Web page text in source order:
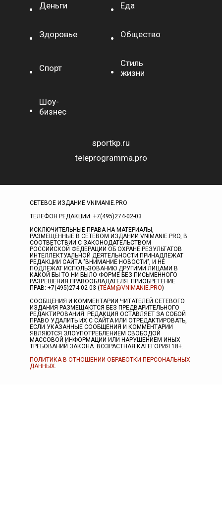
Деньги Еда
Здоровье Общество
Спорт
Стиль
жизни
Шоу-
бизнес
sportkp.ru
teleprogramma.pro
СЕТЕВОЕ ИЗДАНИЕ VNIMANIE.PRO
ТЕЛЕФОН РЕДАКЦИИ: +7(495)274-02-03
ИСКЛЮЧИТЕЛЬНЫЕ ПРАВА НА МАТЕРИАЛЫ,
РАЗМЕЩЁННЫЕ В СЕТЕВОМ ИЗДАНИИ VNIMANIE.PRO, В
СООТВЕТСТВИИ С ЗАКОНОДАТЕЛЬСТВОМ
РОССИЙСКОЙ ФЕДЕРАЦИИ ОБ ОХРАНЕ РЕЗУЛЬТАТОВ
ИНТЕЛЛЕКТУАЛЬНОЙ ДЕЯТЕЛЬНОСТИ ПРИНАДЛЕЖАТ
РЕДАКЦИИ САЙТА "ВНИМАНИЕ НОВОСТИ", И НЕ
ПОДЛЕЖАТ ИСПОЛЬЗОВАНИЮ ДРУГИМИ ЛИЦАМИ В
КАКОЙ БЫ ТО НИ БЫЛО ФОРМЕ БЕЗ ПИСЬМЕННОГО
РАЗРЕШЕНИЯ ПРАВООБЛАДАТЕЛЯ. ПРИОБРЕТЕНИЕ
ПРАВ: +7(495)274-02-03 (TEAM@VNIMANIE.PRO)
СООБЩЕНИЯ И КОММЕНТАРИИ ЧИТАТЕЛЕЙ СЕТЕВОГО
ИЗДАНИЯ РАЗМЕЩАЮТСЯ БЕЗ ПРЕДВАРИТЕЛЬНОГО
РЕДАКТИРОВАНИЯ. РЕДАКЦИЯ ОСТАВЛЯЕТ ЗА СОБОЙ
ПРАВО УДАЛИТЬ ИХ С САЙТА ИЛИ ОТРЕДАКТИРОВАТЬ,
ЕСЛИ УКАЗАННЫЕ СООБЩЕНИЯ И КОММЕНТАРИИ
ЯВЛЯЮТСЯ ЗЛОУПОТРЕБЛЕНИЕМ СВОБОДОЙ
МАССОВОЙ ИНФОРМАЦИИ ИЛИ НАРУШЕНИЕМ ИНЫХ
ТРЕБОВАНИЙ ЗАКОНА. ВОЗРАСТНАЯ КАТЕГОРИЯ 18+.
ПОЛИТИКА В ОТНОШЕНИИ ОБРАБОТКИ ПЕРСОНАЛЬНЫХ
ДАННЫХ.